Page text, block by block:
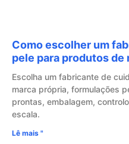
Como escolher um
pele para produtos de
Escolha um fabricante de
marca própria, formulações
prontas, embalagem,
escala.
Lê mais "